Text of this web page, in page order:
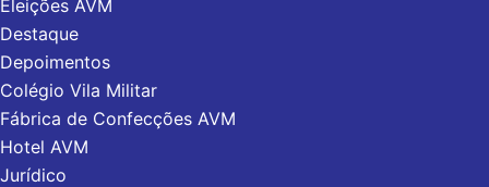
Eleições AVM
Destaque
Depoimentos
Colégio Vila Militar
Fábrica de Confecções AVM
Hotel AVM
Jurídico